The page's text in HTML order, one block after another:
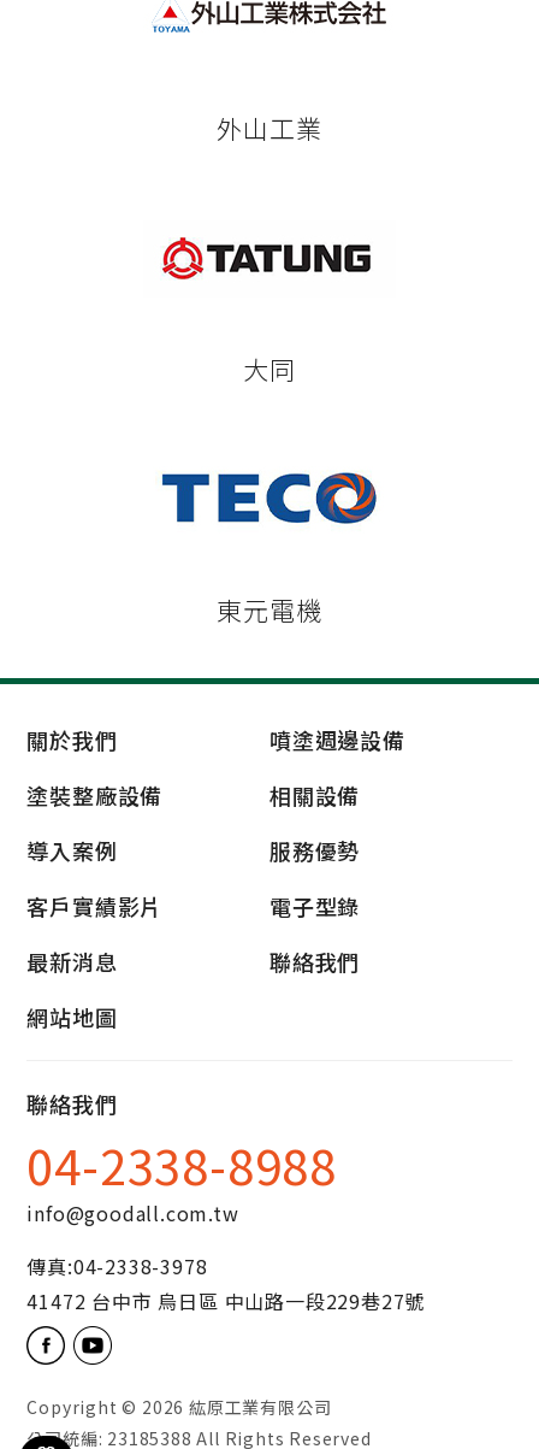
外山工業
大同
東元電機
關於我們
噴塗週邊設備
塗裝整廠設備
相關設備
導入案例
服務優勢
客戶實績影片
電子型錄
最新消息
聯絡我們
網站地圖
聯絡我們
04-2338-8988
info@goodall.com.tw
傳真:04-2338-3978
41472 台中市 烏日區 中山路一段229巷27號
Copyright © 2026 紘原工業有限公司
公司統編: 23185388 All Rights Reserved